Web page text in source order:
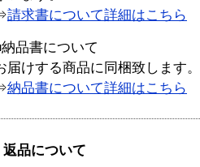
請求書について詳細はこちら
品書について
届けする商品に同梱致します。
納品書について詳細はこちら
返品について